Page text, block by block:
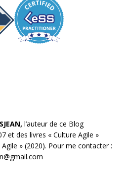
l’auteur de ce Blog
et des livres « Culture Agile »
» (2020). Pour me contacter :